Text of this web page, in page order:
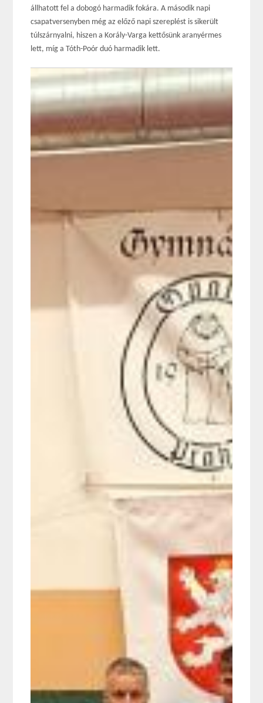
állhatott fel a dobogó harmadik fokára. A második napi
csapatversenyben még az előző napi szereplést is sikerült
túlszárnyalni, hiszen a Korály-Varga kettősünk aranyérmes
lett, míg a Tóth-Poór duó harmadik lett.